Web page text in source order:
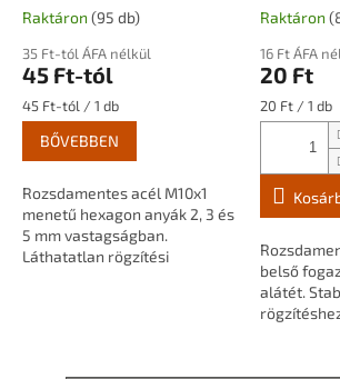
Raktáron (95 db)
35 Ft-tól ÁFA nélkül
45 Ft-tól
Egységár:
45 Ft-tól / 1 db
BŐVEBBEN
Rozsdamentes acél M10x1
menetű hexagon anyák 2, 3 és
5 mm vastagságban.
Láthatatlan rögzítési
Raktáron
16 Ft ÁFA
20 Ft
Egységár:
20 Ft / 1 db
belső
alátét.